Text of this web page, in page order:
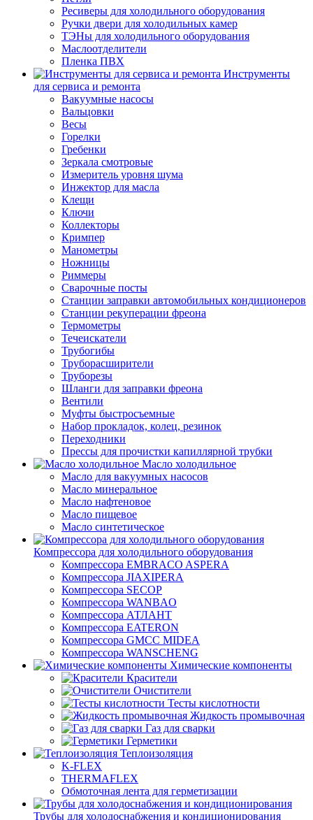
Ресиверы для холодильного оборудования
Ручки двери для холодильных камер
ТЭНы для холодильного оборудования
Маслоотделители
Пленка ПВХ
Инструменты
для сервиса и ремонта
Вакуумные насосы
Вальцовки
Весы
Горелки
Гребенки
Зеркала смотровые
Измеритель уровня шума
Инжектор для масла
Клещи
Ключи
Коллекторы
Кримпер
Манометры
Ножницы
Риммеры
Сварочные посты
Станции заправки автомобильных кондиционеров
Станции рекуперации фреона
Термометры
Течеискатели
Трубогибы
Труборасширители
Труборезы
Шланги для заправки фреона
Вентили
Муфты быстросъемные
Набор прокладок, колец, резинок
Переходники
Прессы для прочистки капиллярной трубки
Масло холодильное
Масло для вакуумных насосов
Масло минеральное
Масло нафтеновое
Масло пищевое
Масло синтетическое
Компрессора для холодильного оборудования
Компрессора EMBRACO ASPERA
Компрессора JIAXIPERA
Компрессора SECOP
Компрессора WANBAO
Компрессора АТЛАНТ
Компрессора EATERON
Компрессора GMCC MIDEA
Компрессора WANSCHENG
Химические компоненты
Красители
Очистители
Тесты кислотности
Жидкость промывочная
Газ для сварки
Герметики
Теплоизоляция
K-FLEX
THERMAFLEX
Обмоточная лента для герметизации
Трубы для холодоснабжения и кондиционирования